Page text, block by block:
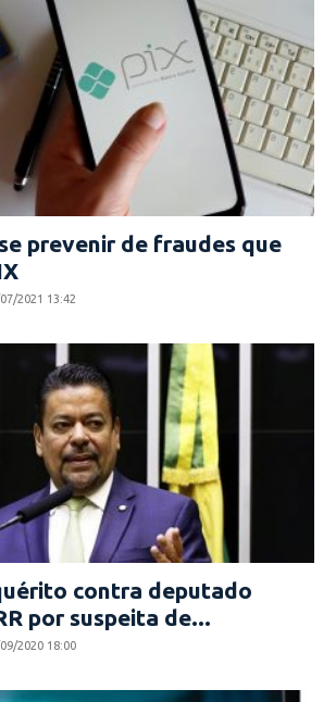
prevenir de fraudes que
2021 13:42
contra deputado
por suspeita de...
2020 18:00